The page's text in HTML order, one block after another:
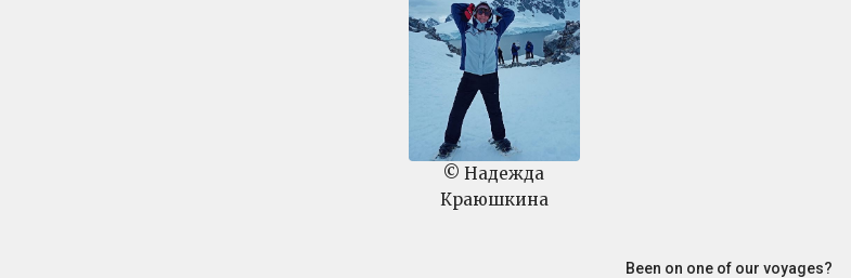
© Надежда
Краюшкина
Been on one of our voyages?